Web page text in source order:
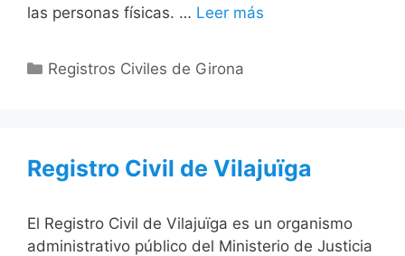
las personas físicas. … Leer más
Categorías
Registros Civiles de Girona
Registro Civil de Vilajuïga
El Registro Civil de Vilajuïga es un organismo
administrativo público del Ministerio de Justicia